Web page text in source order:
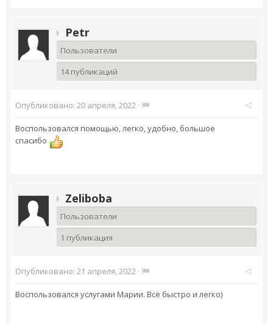
Petr
Пользователи
14 публикаций
Опубликовано: 20 апреля, 2022 ·
Воспользовался помощью, легко, удобно, большое
спасибо
Zeliboba
Пользователи
1 публикация
Опубликовано: 21 апреля, 2022 ·
Воспользовался услугами Марии. Всё быстро и легко)